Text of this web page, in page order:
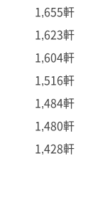
1,655軒
1,623軒
1,604軒
1,516軒
1,484軒
1,480軒
1,428軒